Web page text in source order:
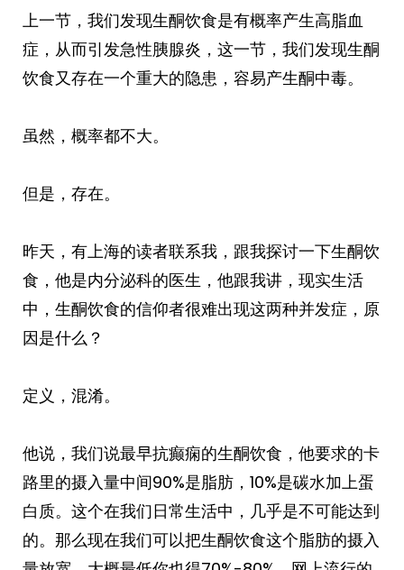
上一节，我们发现生酮饮食是有概率产生高脂血
症，从而引发急性胰腺炎，这一节，我们发现生酮
饮食又存在一个重大的隐患，容易产生酮中毒。
虽然，概率都不大。
但是，存在。
昨天，有上海的读者联系我，跟我探讨一下生酮饮
食，他是内分泌科的医生，他跟我讲，现实生活
中，生酮饮食的信仰者很难出现这两种并发症，原
因是什么？
定义，混淆。
他说，我们说最早抗癫痫的生酮饮食，他要求的卡
路里的摄入量中间90%是脂肪，10%是碳水加上蛋
白质。这个在我们日常生活中，几乎是不可能达到
的。那么现在我们可以把生酮饮食这个脂肪的摄入